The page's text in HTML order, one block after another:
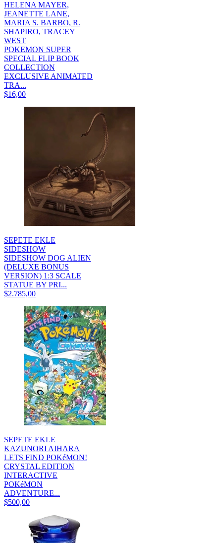
HELENA MAYER,
JEANETTE LANE,
MARIA S. BARBO, R.
SHAPIRO, TRACEY
WEST
POKEMON SUPER
SPECIAL FLIP BOOK
COLLECTION
EXCLUSIVE ANIMATED
TRA...
$16,00
SEPETE EKLE
SIDESHOW
SIDESHOW DOG ALIEN
(DELUXE BONUS
VERSION) 1:3 SCALE
STATUE BY PRI...
$2.785,00
SEPETE EKLE
KAZUNORI AIHARA
LETS FIND POKéMON!
CRYSTAL EDITION
INTERACTIVE
POKéMON
ADVENTURE...
$500,00